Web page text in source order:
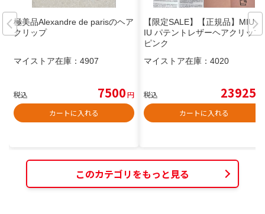
極美品Alexandre de parisのヘア
クリップ
マイストア在庫： 4907
税込 7500円
カートに入れる
【限定SALE】【正規品】MIU M
IU パテントレザーヘアクリップ
ピンク
マイストア在庫： 4020
税込 23925
カートに入れる
このカテゴリをもっと見る